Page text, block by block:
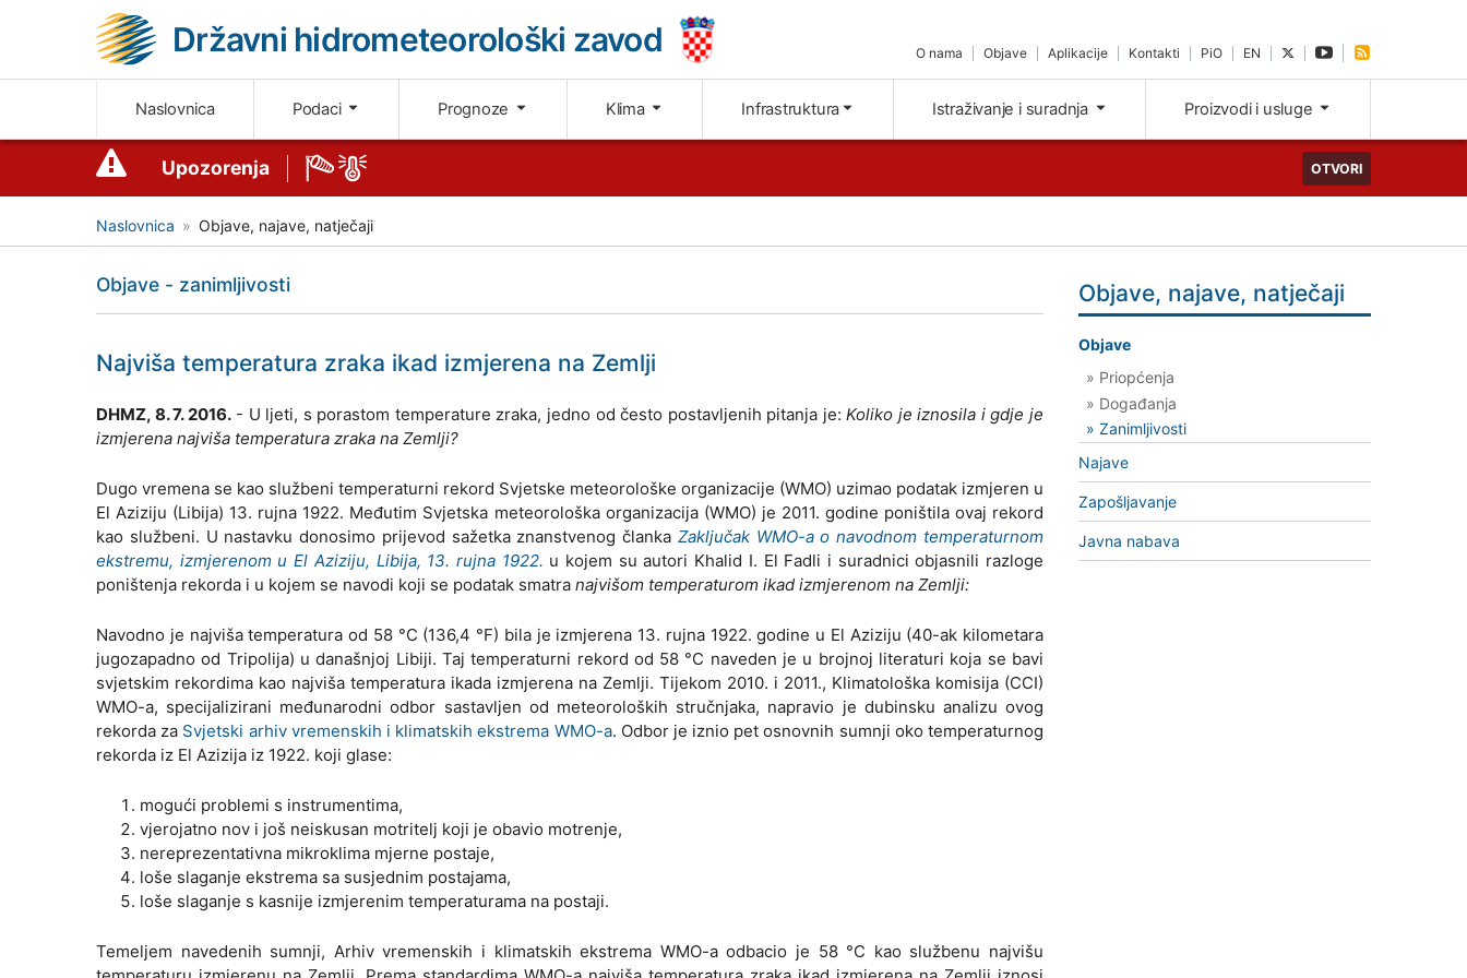
Državni hidrometeorološki zavod O nama Objave Aplikacije Kontakti PiO EN
Naslovnica Podaci Prognoze Klima Infrastruktura Istraživanje i suradnja Proizvodi i usluge
Upozorenja OTVORI
Naslovnica Objave, najave, natječaji
Objave - zanimljivosti
Najviša temperatura zraka ikad izmjerena na Zemlji
DHMZ, 8. 7. 2016.- U ljeti, s porastom temperature zraka, jedno od često postavljenih pitanja je:Koliko je iznosila i gdje je
izmjerena najviša temperatura zraka na Zemlji?
Dugo vremena se kao službeni temperaturni rekord Svjetske meteorološke organizacije (WMO) uzimao podatak izmjeren u
El Aziziju (Libija) 13. rujna 1922. Međutim Svjetska meteorološka organizacija (WMO) je 2011. godine poništila ovaj rekord
kao službeni. U nastavku donosimo prijevod sažetka znanstvenog članka Zaključak WMO-a o navodnom temperaturnom
ekstremu, izmjerenom u El Aziziju, Libija, 13. rujna 1922. u kojem su autori Khalid I. El Fadli i suradnici objasnili razloge
poništenja rekorda i u kojem se navodi koji se podatak smatra najvišom temperaturom ikad izmjerenom na Zemlji:
Navodno je najviša temperatura od 58 °C (136,4 °F) bila je izmjerena 13. rujna 1922. godine u El Aziziju (40-ak kilometara
jugozapadno od Tripolija) u današnjoj Libiji. Taj temperaturni rekord od 58 °C naveden je u brojnoj literaturi koja se bavi
svjetskim rekordima kao najviša temperatura ikada izmjerena na Zemlji. Tijekom 2010. i 2011., Klimatološka komisija (CCI)
WMO-a, specijalizirani međunarodni odbor sastavljen od meteoroloških stručnjaka, napravio je dubinsku analizu ovog
rekorda za Svjetski arhiv vremenskih i klimatskih ekstrema WMO-a. Odbor je iznio pet osnovnih sumnji oko temperaturnog
rekorda iz El Azizija iz 1922. koji glase:
mogući problemi s instrumentima,
vjerojatno nov i još neiskusan motritelj koji je obavio motrenje,
nereprezentativna mikroklima mjerne postaje,
loše slaganje ekstrema sa susjednim postajama,
loše slaganje s kasnije izmjerenim temperaturama na postaji.
Temeljem navedenih sumnji, Arhiv vremenskih i klimatskih ekstrema WMO-a odbacio je 58 °C kao službenu najvišu
Objave, najave, natječaji
Objave
» Priopćenja
» Događanja
» Zanimljivosti
Najave
Zapošljavanje
Javna nabava